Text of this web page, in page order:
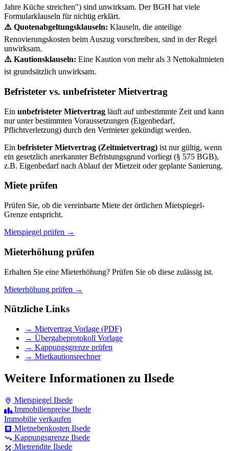
Jahre Küche streichen") sind unwirksam. Der BGH hat viele
Formularklauseln für nichtig erklärt.
⚠️ Quotenabgeltungsklauseln: Klauseln, die anteilige
Renovierungskosten beim Auszug vorschreiben, sind in der Regel
unwirksam.
⚠️ Kautionsklauseln: Eine Kaution von mehr als 3 Nettokaltmieten
ist grundsätzlich unwirksam.
Befristeter vs. unbefristeter Mietvertrag
Ein unbefristeter Mietvertrag läuft auf unbestimmte Zeit und kann
nur unter bestimmten Voraussetzungen (Eigenbedarf,
Pflichtverletzung) durch den Vermieter gekündigt werden.
Ein befristeter Mietvertrag (Zeitmietvertrag) ist nur gültig, wenn
ein gesetzlich anerkannter Befristungsgrund vorliegt (§ 575 BGB),
z.B. Eigenbedarf nach Ablauf der Mietzeit oder geplante Sanierung.
Miete prüfen
Prüfen Sie, ob die vereinbarte Miete der örtlichen Mietspiegel-
Grenze entspricht.
Mietspiegel prüfen →
Mieterhöhung prüfen
Erhalten Sie eine Mieterhöhung? Prüfen Sie ob diese zulässig ist.
Mieterhöhung prüfen →
Nützliche Links
→ Mietvertrag Vorlage (PDF)
→ Übergabeprotokoll Vorlage
→ Kappungsgrenze prüfen
→ Mietkautionsrechner
Weitere Informationen zu Ilsede
Mietspiegel Ilsede
Immobilienpreise Ilsede
Immobilie verkaufen
Mietnebenkosten Ilsede
Kappungsgrenze Ilsede
Mietrendite Ilsede